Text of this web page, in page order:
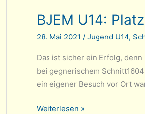
U14w
BJEM U14:
28. Mai 2021 / Jugend U14,
Das ist sicher ein Erfolg,
bei gegnerischem
ein eigener Besuch vor Ort
BJEM
Weiterlesen »